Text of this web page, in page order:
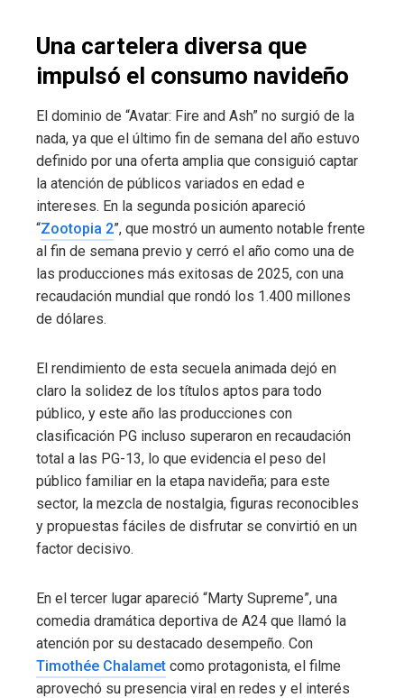
Una cartelera diversa que
impulsó el consumo navideño
El dominio de “Avatar: Fire and Ash” no surgió de la
nada, ya que el último fin de semana del año estuvo
definido por una oferta amplia que consiguió captar
la atención de públicos variados en edad e
intereses. En la segunda posición apareció
“Zootopia 2”, que mostró un aumento notable frente
al fin de semana previo y cerró el año como una de
las producciones más exitosas de 2025, con una
recaudación mundial que rondó los 1.400 millones
de dólares.
El rendimiento de esta secuela animada dejó en
claro la solidez de los títulos aptos para todo
público, y este año las producciones con
clasificación PG incluso superaron en recaudación
total a las PG-13, lo que evidencia el peso del
público familiar en la etapa navideña; para este
sector, la mezcla de nostalgia, figuras reconocibles
y propuestas fáciles de disfrutar se convirtió en un
factor decisivo.
En el tercer lugar apareció “Marty Supreme”, una
comedia dramática deportiva de A24 que llamó la
atención por su destacado desempeño. Con
Timothée Chalamet como protagonista, el filme
aprovechó su presencia viral en redes y el interés